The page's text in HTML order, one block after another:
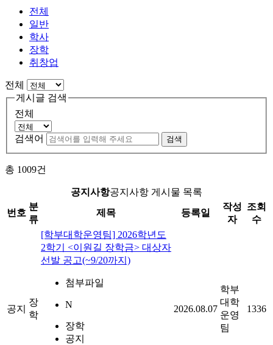
전체
일반
학사
장학
취창업
전체
게시글 검색
전체
검색어 검색
총 1009건
공지사항공지사항 게시물 목록
번호
분
류
제목 등록일
작성
자
조회
수
공지
장
학
[학부대학운영팀] 2026학년도
2학기 <이원길 장학금> 대상자
선발 공고(~9/20까지)
첨부파일
N
장학
공지
2026.08.07
학부
대학
운영
팀
1336